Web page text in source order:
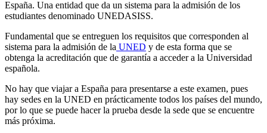
España. Una entidad que da un sistema para la admisión de los
estudiantes denominado UNEDASISS.
Fundamental que se entreguen los requisitos que corresponden al
sistema para la admisión de la UNED y de esta forma que se
obtenga la acreditación que de garantía a acceder a la Universidad
española.
No hay que viajar a España para presentarse a este examen, pues
hay sedes en la UNED en prácticamente todos los países del mundo,
por lo que se puede hacer la prueba desde la sede que se encuentre
más próxima.